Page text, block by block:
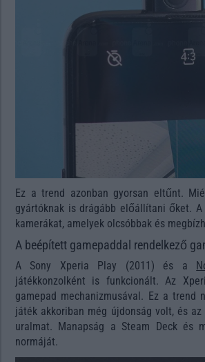
Ez a trend azonban gyorsan eltűnt.
gyártóknak is drágább előállítani őket.
kamerákat, amelyek olcsóbbak és
A beépített gamepaddal rendelkező
A Sony Xperia Play (2011) és a
játékkonzolként is funkcionált. Az
gamepad mechanizmusával. Ez a
játék akkoriban még újdonság volt, és
uralmat. Manapság a Steam Deck és
normáját.